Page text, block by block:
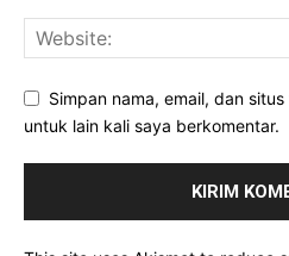
Simpan nama, email, dan
untuk lain kali saya berkomentar.